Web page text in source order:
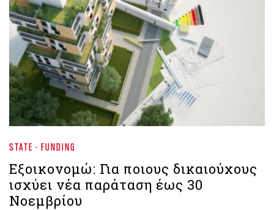
STATE - FUNDING
Εξοικονομώ: Για ποιους δικαιούχους
ισχύει νέα παράταση έως 30
Νοεμβρίου